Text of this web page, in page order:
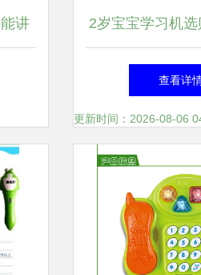
讲 2岁宝宝学习机
机产品参
查看详
更新时间：2026-08-06